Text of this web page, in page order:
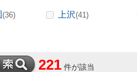
(36) 上沢(41)
221 件が該当